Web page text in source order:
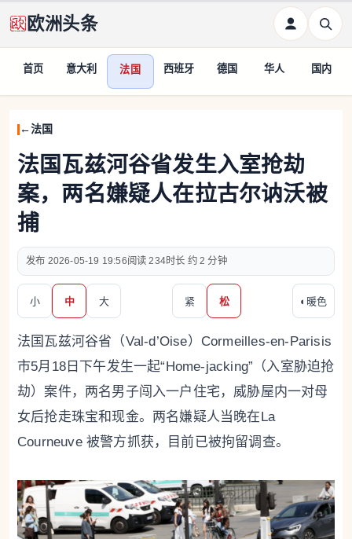
欧洲头条
首页 意大利 法国 西班牙 德国 华人 国内
法国
法国瓦兹河谷省发生入室抢劫
案，两名嫌疑人在拉古尔讷沃被
捕
2026-05-19 19:56 234 约 2 分钟
小 中 大 紧 松 ◐ 暖色
法国瓦兹河谷省（Val-d’Oise）Cormeilles-en-Parisis
市5月18日下午发生一起“Home-jacking”（入室胁迫抢
劫）案件，两名男子闯入一户住宅，威胁屋内一对母
女后抢走珠宝和现金。两名嫌疑人当晚在La
Courneuve 被警方抓获，目前已被拘留调查。